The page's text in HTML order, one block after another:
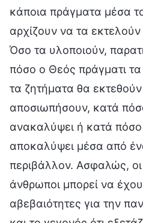
κάποια πράγματα μέσα
αρχίζουν να τα
Όσο τα υλοποιούν,
πόσο ο Θεός πράγματι
τα ζητήματα θα
αποσιωπήσουν, κατά
ανακαλύψει ή κατά πόσο
αποκαλύψει μέσα από
περιβάλλον. Ασφαλώς, οι
άνθρωποι μπορεί να
αβεβαιότητες για την